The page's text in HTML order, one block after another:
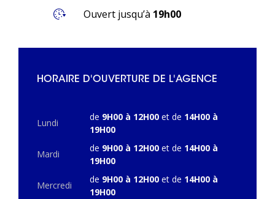
Ouvert jusqu’à 19h00
HORAIRE D'OUVERTURE DE L'AGENCE
Lundi
de 9H00 à 12H00 et de 14H00 à
19H00
Mardi
de 9H00 à 12H00 et de 14H00 à
19H00
Mercredi
de 9H00 à 12H00 et de 14H00 à
19H00